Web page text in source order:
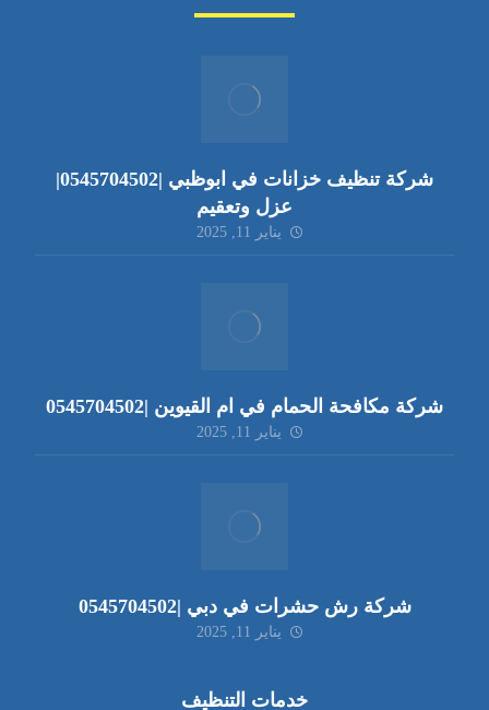
شركة تنظيف خزانات في ابوظبي |0545704502|
عزل وتعقيم
يناير 11, 2025
شركة مكافحة الحمام في ام القيوين |0545704502
يناير 11, 2025
شركة رش حشرات في دبي |0545704502
يناير 11, 2025
خدمات التنظيف